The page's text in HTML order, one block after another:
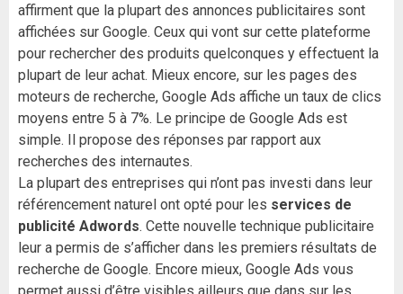
affirment que la plupart des annonces publicitaires sont
affichées sur Google. Ceux qui vont sur cette plateforme
pour rechercher des produits quelconques y effectuent la
plupart de leur achat. Mieux encore, sur les pages des
moteurs de recherche, Google Ads affiche un taux de clics
moyens entre 5 à 7%. Le principe de Google Ads est
simple. Il propose des réponses par rapport aux
recherches des internautes.
La plupart des entreprises qui n’ont pas investi dans leur
référencement naturel ont opté pour les services de
publicité Adwords. Cette nouvelle technique publicitaire
leur a permis de s’afficher dans les premiers résultats de
recherche de Google. Encore mieux, Google Ads vous
permet aussi d’être visibles ailleurs que dans sur les